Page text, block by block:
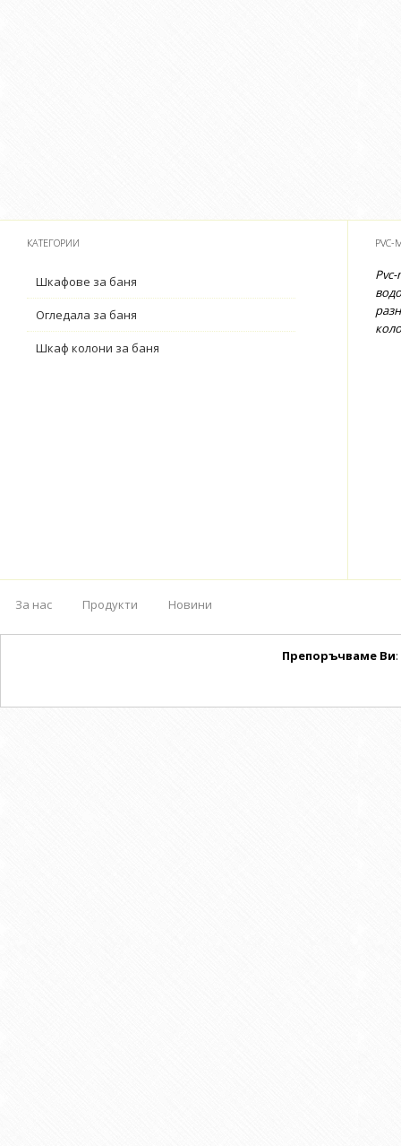
КАТЕГОРИИ
Шкафове за баня
Огледала за баня
Шкаф колони за баня
PVC-
За нас Продукти Новини
Препоръчваме Ви: